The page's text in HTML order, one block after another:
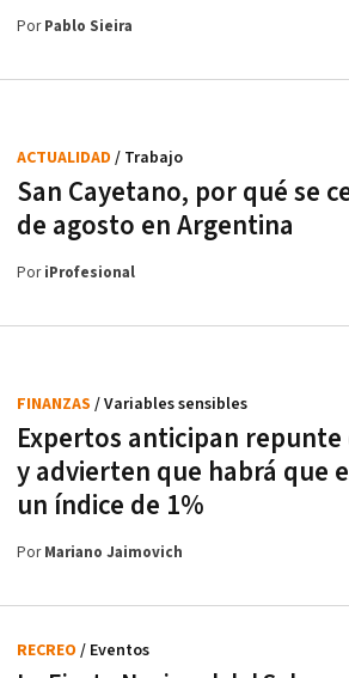
PorPablo Sieira
San Cayetano, por qué se
de agosto en Argentina
ACTUALIDAD / Trabajo
PoriProfesional
Expertos anticipan
y advierten que habrá que
un índice de 1%
FINANZAS / Variables sensibles
PorMariano Jaimovich
RECREO / Eventos